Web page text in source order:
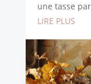
une tasse
LIRE PLUS